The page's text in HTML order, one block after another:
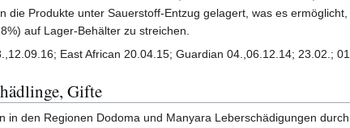
die Produkte unter Sauerstoff-Entzug gelagert, was es
auf Lager-Behälter zu streichen.
East African 20.04.15; Guardian 04.,06.12.14; 23.02.;
Gifte
in den Regionen Dodoma und Manyara Leberschädigungen